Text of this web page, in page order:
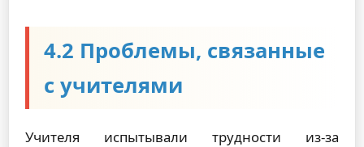
4.2 Проблемы, связанные
с учителями
Учителя испытывали трудности из-за